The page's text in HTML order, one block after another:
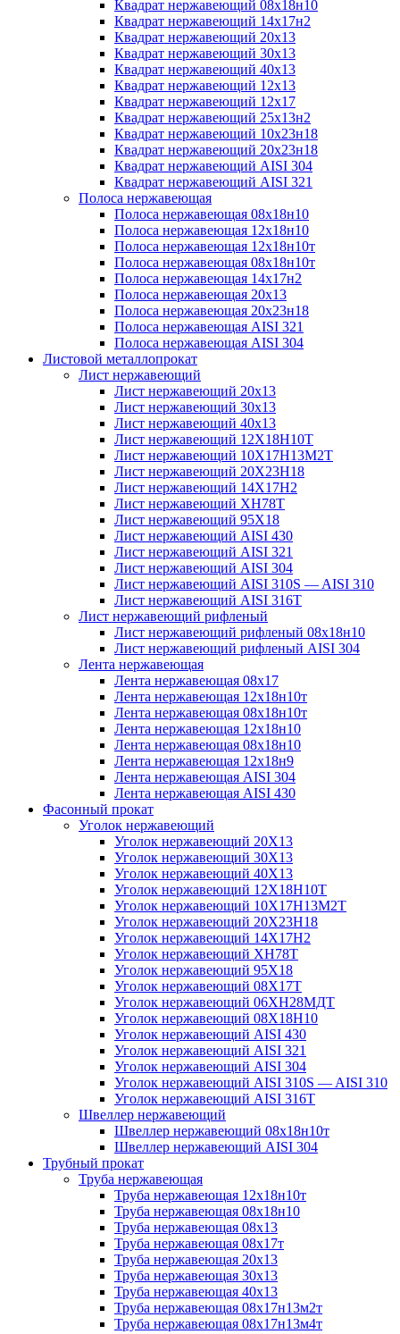
Квадрат нержавеющий 08х18н10
Квадрат нержавеющий 14х17н2
Квадрат нержавеющий 20х13
Квадрат нержавеющий 30х13
Квадрат нержавеющий 40х13
Квадрат нержавеющий 12х13
Квадрат нержавеющий 12х17
Квадрат нержавеющий 25х13н2
Квадрат нержавеющий 10х23н18
Квадрат нержавеющий 20х23н18
Квадрат нержавеющий AISI 304
Квадрат нержавеющий AISI 321
Полоса нержавеющая
Полоса нержавеющая 08х18н10
Полоса нержавеющая 12х18н10
Полоса нержавеющая 12х18н10т
Полоса нержавеющая 08х18н10т
Полоса нержавеющая 14х17н2
Полоса нержавеющая 20х13
Полоса нержавеющая 20х23н18
Полоса нержавеющая AISI 321
Полоса нержавеющая AISI 304
Листовой металлопрокат
Лист нержавеющий
Лист нержавеющий 20х13
Лист нержавеющий 30х13
Лист нержавеющий 40х13
Лист нержавеющий 12Х18Н10Т
Лист нержавеющий 10Х17Н13М2T
Лист нержавеющий 20Х23Н18
Лист нержавеющий 14Х17Н2
Лист нержавеющий ХН78Т
Лист нержавеющий 95Х18
Лист нержавеющий AISI 430
Лист нержавеющий AISI 321
Лист нержавеющий AISI 304
Лист нержавеющий AISI 310S — AISI 310
Лист нержавеющий AISI 316T
Лист нержавеющий рифленый
Лист нержавеющий рифленый 08х18н10
Лист нержавеющий рифленый AISI 304
Лента нержавеющая
Лента нержавеющая 08х17
Лента нержавеющая 12х18н10т
Лента нержавеющая 08х18н10т
Лента нержавеющая 12х18н10
Лента нержавеющая 08х18н10
Лента нержавеющая 12х18н9
Лента нержавеющая AISI 304
Лента нержавеющая AISI 430
Фасонный прокат
Уголок нержавеющий
Уголок нержавеющий 20Х13
Уголок нержавеющий 30Х13
Уголок нержавеющий 40Х13
Уголок нержавеющий 12Х18Н10Т
Уголок нержавеющий 10Х17Н13М2T
Уголок нержавеющий 20Х23Н18
Уголок нержавеющий 14Х17Н2
Уголок нержавеющий ХН78Т
Уголок нержавеющий 95Х18
Уголок нержавеющий 08Х17Т
Уголок нержавеющий 06ХН28МДТ
Уголок нержавеющий 08Х18Н10
Уголок нержавеющий AISI 430
Уголок нержавеющий AISI 321
Уголок нержавеющий AISI 304
Уголок нержавеющий AISI 310S — AISI 310
Уголок нержавеющий AISI 316T
Швеллер нержавеющий
Швеллер нержавеющий 08х18н10т
Швеллер нержавеющий AISI 304
Трубный прокат
Труба нержавеющая
Труба нержавеющая 12х18н10т
Труба нержавеющая 08х18н10
Труба нержавеющая 08х13
Труба нержавеющая 08х17т
Труба нержавеющая 20х13
Труба нержавеющая 30х13
Труба нержавеющая 40х13
Труба нержавеющая 08х17н13м2т
Труба нержавеющая 08х17н13м4т